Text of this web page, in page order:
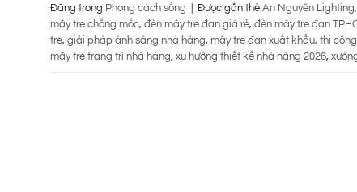
Đăng trong Phong cách sống Được gắn thẻ An Nguyên Lighting,
mây tre chống mốc, đèn mây tre đan giá rẻ, đèn mây tre đan
tre, giải pháp ánh sáng nhà hàng, mây tre đan xuất khẩu, thi
mây tre trang trí nhà hàng, xu hướng thiết kế nhà hàng 2026,